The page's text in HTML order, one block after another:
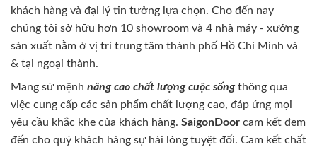
khách hàng và đại lý tin tưởng lựa chọn. Cho đến nay
chúng tôi sở hữu hơn 10 showroom và 4 nhà máy - xưởng
sản xuất nằm ở vị trí trung tâm thành phố Hồ Chí Minh và
& tại ngoại thành.
Mang sứ mệnh nâng cao chất lượng cuộc sốngthông qua
việc cung cấp các sản phẩm chất lượng cao, đáp ứng mọi
yêu cầu khắc khe của khách hàng. SaigonDoor cam kết đem
đến cho quý khách hàng sự hài lòng tuyệt đối. Cam kết chất